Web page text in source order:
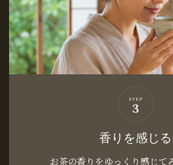
香りを感じる
お茶の香りをゆっくり感じて